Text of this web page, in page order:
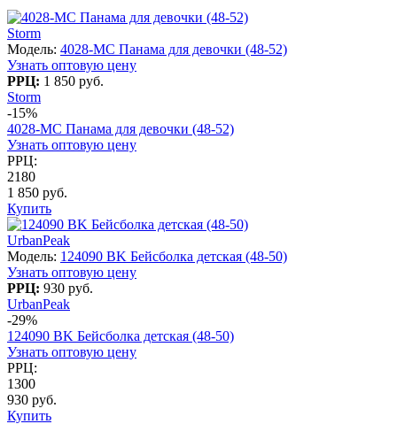
Storm
Модель: 4028-МC Панама для девочки (48-52)
Узнать оптовую цену
РРЦ: 1 850 руб.
Storm
-15%
4028-МC Панама для девочки (48-52)
Узнать оптовую цену
РРЦ:
2180
1 850 руб.
Купить
UrbanPeak
Модель: 124090 BK Бейсболка детская (48-50)
Узнать оптовую цену
РРЦ: 930 руб.
UrbanPeak
-29%
124090 BK Бейсболка детская (48-50)
Узнать оптовую цену
РРЦ:
1300
930 руб.
Купить